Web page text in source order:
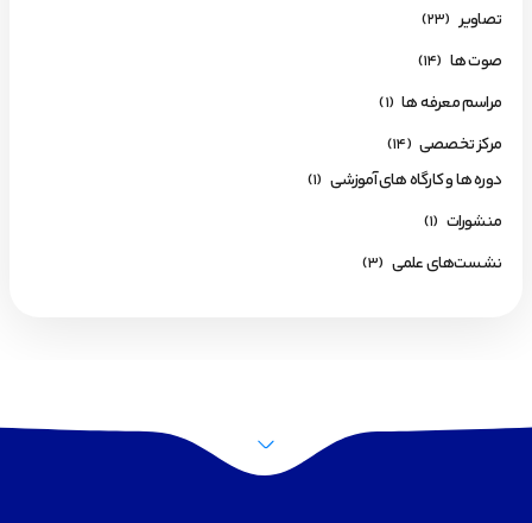
تصاویر (23)
صوت ها (14)
مراسم معرفه ها (1)
مرکز تخصصی (14)
دوره ها و کارگاه های آموزشی (1)
منشورات (1)
نشست‌های علمی (3)